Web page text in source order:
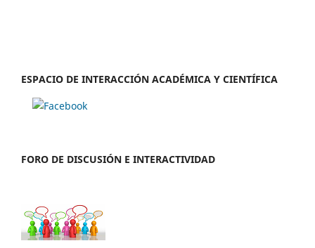
ESPACIO DE INTERACCIÓN ACADÉMICA Y CIENTÍFICA
FORO DE DISCUSIÓN E INTERACTIVIDAD